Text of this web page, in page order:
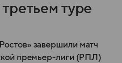
туре
завершили матч
премьер-лиги (РПЛ)